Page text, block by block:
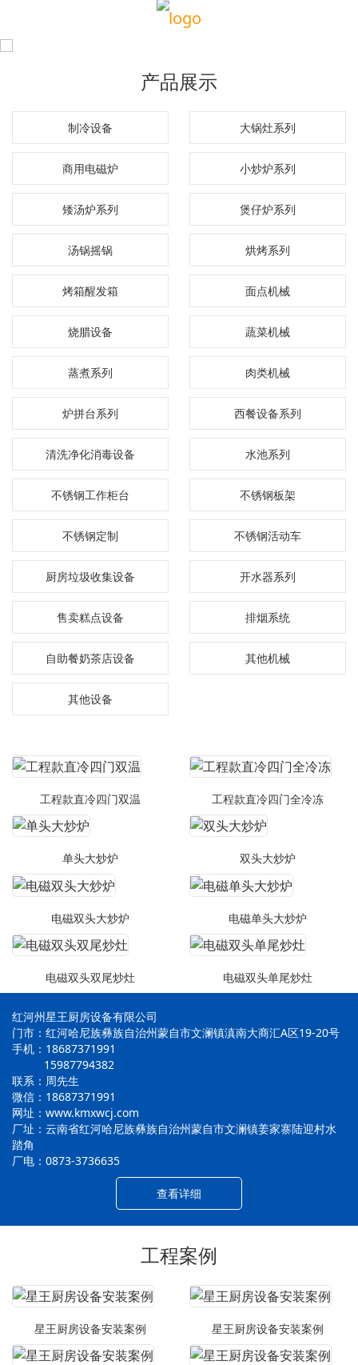
产品展示
制冷设备 大锅灶系列
商用电磁炉 小炒炉系列
矮汤炉系列 煲仔炉系列
汤锅摇锅 烘烤系列
烤箱醒发箱 面点机械
烧腊设备 蔬菜机械
蒸煮系列 肉类机械
炉拼台系列 西餐设备系列
清洗净化消毒设备 水池系列
不锈钢工作柜台 不锈钢板架
不锈钢定制 不锈钢活动车
厨房垃圾收集设备 开水器系列
售卖糕点设备 排烟系统
自助餐奶茶店设备 其他机械
其他设备
工程款直冷四门双温 工程款直冷四门全冷冻
单头大炒炉 双头大炒炉
电磁双头大炒炉 电磁单头大炒炉
电磁双头双尾炒灶 电磁双头单尾炒灶
红河州星王厨房设备有限公司
门市：红河哈尼族彝族自治州蒙自市文澜镇滇南大商汇A区19-20号
手机：18687371991
15987794382
联系：周先生
微信：18687371991
网址：www.kmxwcj.com
厂址：云南省红河哈尼族彝族自治州蒙自市文澜镇姜家寨陆迎村水
踏角
厂电：0873-3736635
查看详细
工程案例
星王厨房设备安装案例 星王厨房设备安装案例